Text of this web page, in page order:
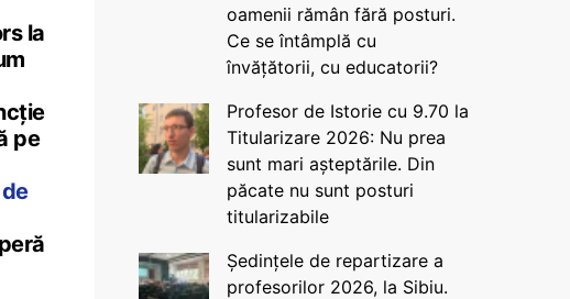
la
pe
oamenii rămân fără posturi.
Ce se întâmplă cu
învățătorii, cu educatorii?
Profesor de Istorie cu 9.70 la
Titularizare 2026: Nu prea
sunt mari așteptările. Din
păcate nu sunt posturi
titularizabile
Ședințele de repartizare a
profesorilor 2026, la Sibiu.